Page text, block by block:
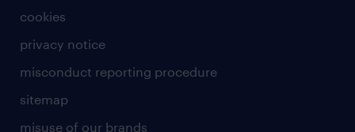
cookies
privacy notice
misconduct reporting procedure
sitemap
misuse of our brands